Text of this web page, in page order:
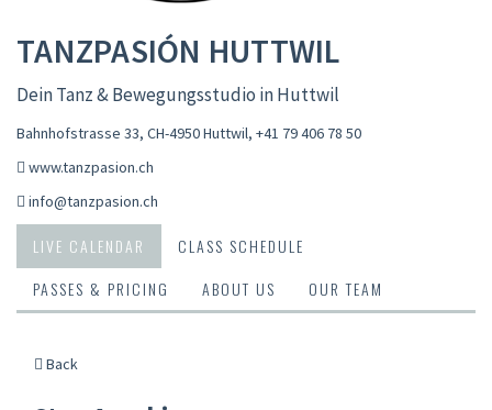
TANZPASIÓN HUTTWIL
Dein Tanz & Bewegungsstudio in Huttwil
Bahnhofstrasse 33, CH-4950 Huttwil, +41 79 406 78 50
www.tanzpasion.ch
info@tanzpasion.ch
LIVE CALENDAR
CLASS SCHEDULE
PASSES & PRICING
ABOUT US OUR TEAM
Back